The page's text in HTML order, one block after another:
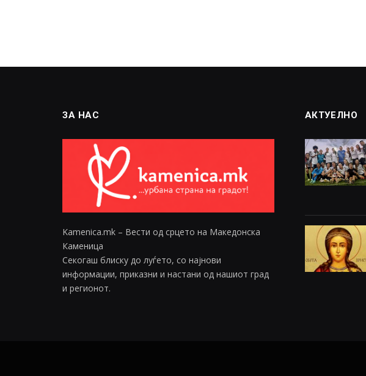
ЗА НАС
Kamenica.mk – Вести од срцето на Македонска
Каменица
Секогаш блиску до луѓето, со најнови
информации, приказни и настани од нашиот град
и регионот.
АКТУЕЛНО